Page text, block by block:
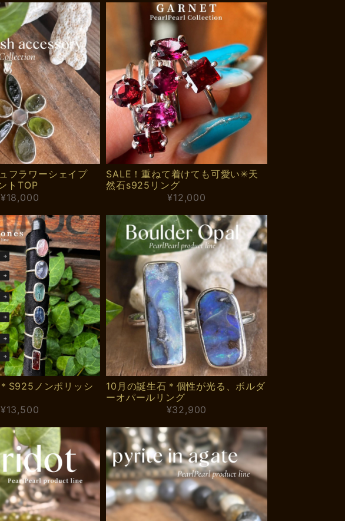
フラワーシェイプ
トTOP
¥18,000
SALE！重ねて着けても可愛い✳︎天
然石s925リング
¥12,000
S925ノンポリッシ
¥13,500
10月の誕生石＊個性が光る、ボルダ
ーオパールリング
¥32,900